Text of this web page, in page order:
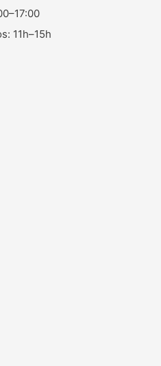
11h–15h